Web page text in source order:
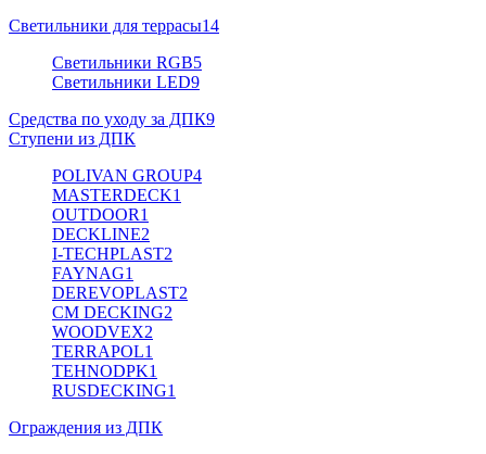
Светильники для террасы14
Светильники RGB5
Светильники LED9
Средства по уходу за ДПК9
Ступени из ДПК
POLIVAN GROUP4
MASTERDECK1
OUTDOOR1
DECKLINE2
I-TECHPLAST2
FAYNAG1
DEREVOPLAST2
CM DECKING2
WOODVEX2
TERRAPOL1
TEHNODPK1
RUSDECKING1
Ограждения из ДПК